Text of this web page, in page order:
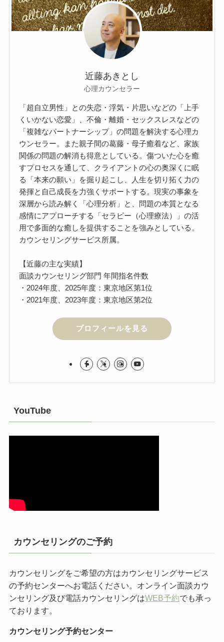
近藤あきとし
心理カウンセラー
「超自立男性」との失恋・浮気・片思いなどの「上手
くいかない恋愛」、不倫・離婚・セックスレスなどの
「複雑なパートナーシップ」の問題を解決する心理カ
ウンセラー。また親子間の葛藤・母子癒着など、家族
関係の問題の解消も得意としている。傷ついた心を癒
すプロセスを通して、クライアントの心の奥深くに眠
る「本来の願い」を掘り起こし、人生を切り拓く力の
発揮と自己成長を力強くサポートする。現実の事象を
深層から読み解く「心理分析」と、問題の本質となる
感情にアプローチする「セラピー（心理療法）」の活
用で多面的な癒しを提供することを強みとしている。
カウンセリングサービス所属。
【近藤の主な実績】
面談カウンセリング部門 年間指名件数
・2024年度、2025年度：東京地区第1位
・2021年度、2023年度：東京地区第2位
プロフィールを見る
YouTube
カウンセリングのご予約
カウンセリングをご希望の方はカウンセリングサービス
の予約センターへお電話ください。オンライン面談カウ
ンセリング及び電話カウンセリングはWEB予約でも承っ
ております。
カウンセリング予約センター